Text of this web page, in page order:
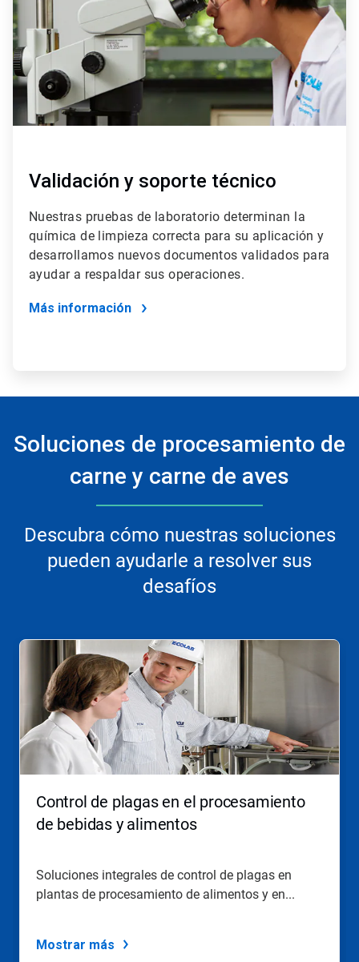
Validación y soporte técnico
Nuestras pruebas de laboratorio determinan la
química de limpieza correcta para su aplicación y
desarrollamos nuevos documentos validados para
ayudar a respaldar sus operaciones.
Más información
Soluciones de procesamiento de
carne y carne de aves
Descubra cómo nuestras soluciones
pueden ayudarle a resolver sus
desafíos
Esto
carrusel.
botones
Siguiente
Anterior
navegar,
diapositiva
utilizando
Control de plagas en el procesamiento
de bebidas y alimentos
Soluciones integrales de control de plagas en
plantas de procesamiento de alimentos y en...
Mostrar más